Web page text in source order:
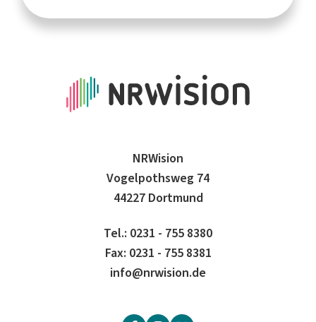
NRWision
Vogelpothsweg 74
44227 Dortmund
Tel.: 0231 - 755 8380
Fax: 0231 - 755 8381
info@nrwision.de